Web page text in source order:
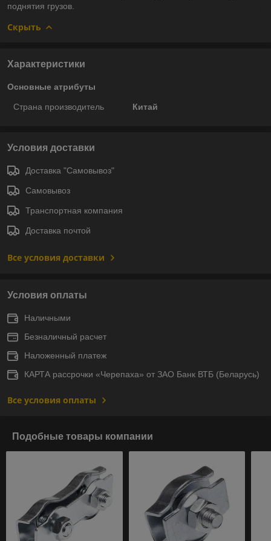
поднятия грузов.
Скрыть
Характеристики
Основные атрибуты
Страна производитель Китай
Условия доставки
Доставка "Самовывоз"
Самовывоз
Транспортная компания
Доставка почтой
Все условия доставки
Условия оплаты
Наличными
Безналичный расчет
Наложенный платеж
КАРТА рассрочки «Черепаха» от ЗАО Банк ВТБ (Беларусь)
Все условия оплаты
Подобные товары компании